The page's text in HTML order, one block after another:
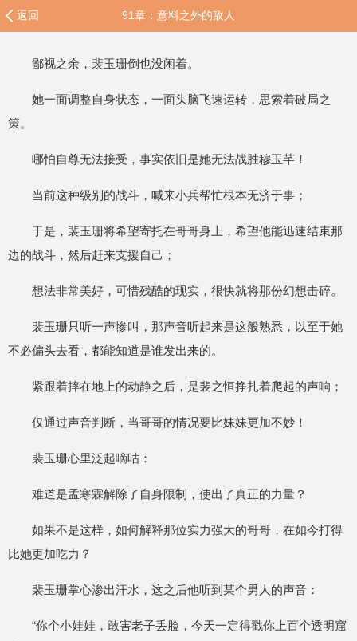
返回 91章：意料之外的敌人
鄙视之余，裴玉珊倒也没闲着。
她一面调整自身状态，一面头脑飞速运转，思索着破局之
策。
哪怕自尊无法接受，事实依旧是她无法战胜穆玉芊！
当前这种级别的战斗，喊来小兵帮忙根本无济于事；
于是，裴玉珊将希望寄托在哥哥身上，希望他能迅速结束那
边的战斗，然后赶来支援自己；
想法非常美好，可惜残酷的现实，很快就将那份幻想击碎。
裴玉珊只听一声惨叫，那声音听起来是这般熟悉，以至于她
不必偏头去看，都能知道是谁发出来的。
紧跟着摔在地上的动静之后，是裴之恒挣扎着爬起的声响；
仅通过声音判断，当哥哥的情况要比妹妹更加不妙！
裴玉珊心里泛起嘀咕：
难道是孟寒霖解除了自身限制，使出了真正的力量？
如果不是这样，如何解释那位实力强大的哥哥，在如今打得
比她更加吃力？
裴玉珊掌心渗出汗水，这之后他听到某个男人的声音：
“你个小娃娃，敢害老子丢脸，今天一定得戳你上百个透明窟